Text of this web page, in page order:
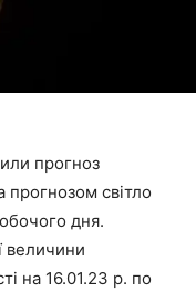
прогноз
прогнозом світло
дня.
величини
на 16.01.23 р. по